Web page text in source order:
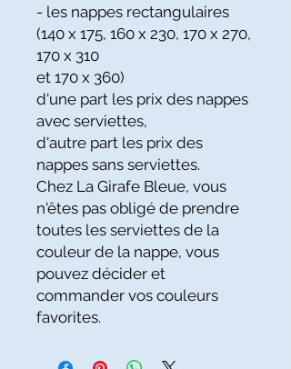
- les nappes rectangulaires
(140 x 175, 160 x 230, 170 x 270,
170 x 310
et 170 x 360)
d'une part les prix des nappes
avec serviettes,
d'autre part les prix des
nappes sans serviettes.
Chez La Girafe Bleue, vous
n'êtes pas obligé de prendre
toutes les serviettes de la
couleur de la nappe, vous
pouvez décider et
commander vos couleurs
favorites.